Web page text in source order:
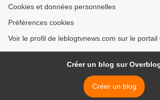
Cookies et données personnelles
Préférences cookies
Voir le profil de leblogtvnews.com sur le portail
Créer un blog sur
Créer un blog